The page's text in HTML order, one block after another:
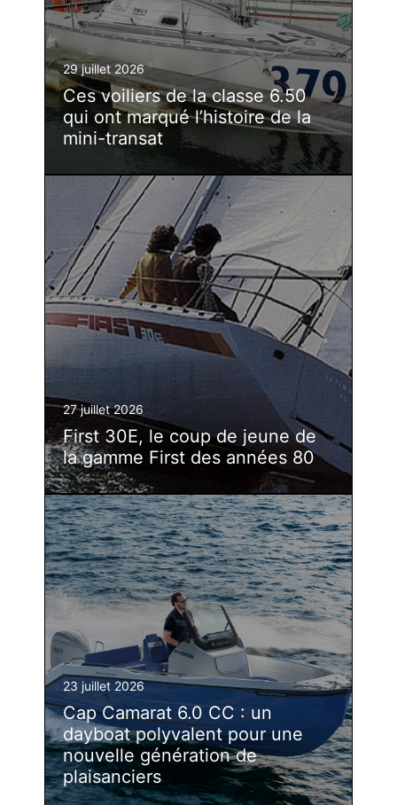
29 juillet 2026
Ces voiliers de la classe 6.50
qui ont marqué l’histoire de la
mini-transat
27 juillet 2026
First 30E, le coup de jeune de
la gamme First des années 80
23 juillet 2026
Cap Camarat 6.0 CC : un
dayboat polyvalent pour une
nouvelle génération de
plaisanciers